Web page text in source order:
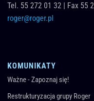
Tel. 55 272 01 32 | Fax 55
roger@roger.pl
KOMUNIKATY
Ważne - Zapoznaj się!
Restrukturyzacja grupy Roger